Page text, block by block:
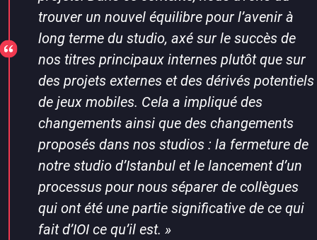
trouver un nouvel équilibre pour l’avenir à
long terme du studio, axé sur le succès de
nos titres principaux internes plutôt que sur
des projets externes et des dérivés potentiels
de jeux mobiles. Cela a impliqué des
changements ainsi que des changements
proposés dans nos studios : la fermeture de
notre studio d’Istanbul et le lancement d’un
processus pour nous séparer de collègues
qui ont été une partie significative de ce qui
fait d’IOI ce qu’il est. »